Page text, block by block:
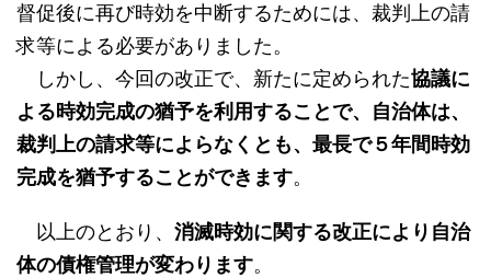
督促後に再び時効を中断するためには、裁判上の請
求等による必要がありました。
しかし、今回の改正で、新たに定められた協議に
よる時効完成の猶予を利用することで、自治体は、
裁判上の請求等によらなくとも、最長で５年間時効
完成を猶予することができます。
以上のとおり、 消滅時効に関する改正により自治
体の債権管理が変わります。